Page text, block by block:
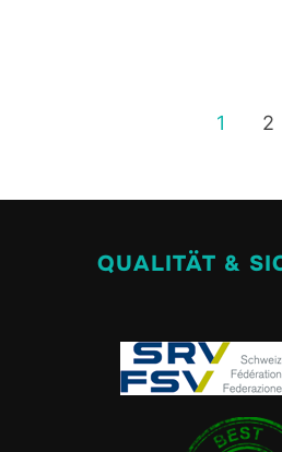
1 2
QUALITÄT &